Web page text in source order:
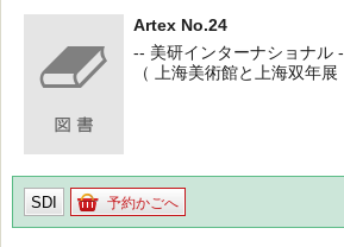
Artex No.24
-- 美研インターナショナル
（ 上海美術館と上海双年展
SDI 予約かごへ